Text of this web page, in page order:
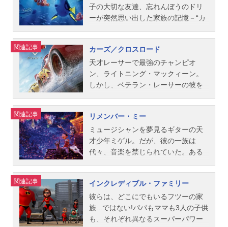
ダン・フォーゲルマン脚本：ベ
ン・...
サラフィアン製作総指揮：ジョン・
ラセター、アンドリュー・スタント
アリー・アリス・ドラムストーリ
ー：ブレンダ・チャップマン脚本：
マーク・アンドリュース、スティー
ヴ・パーセル、ブレンダ・チャップ
マ...
ン）：石塚英彦グレーブズ先生：柳
原可奈子ランドール・ボッグス：青
るスクイシー：嶋田翔平ドン：宝亀
克寿テリ：佐藤せつじテリー：花輪
英司アート：姫野惠二スタッフ監
督：ダン・スキャンロン製作：コー
リー・レイ製作総指揮：ジョン・ラ
リュー・スタントン リー・アンク
リッチ製作補：ニコル・パラディ
ス・グリンドルストーリー：ダン・
スキャンロン ダニエル・ガーソ
ン ロバ...
ーを悲しませることしかできない“カ
ナシミ”の役割だけは、大きな謎に包
友たちもいない見知らぬ土地で暮ら
し始める不安定なライリーの心は、
感情たちにも大事件を巻き起こし、
頭の中の“司令部”からヨロコビとカナ
シミが放り出されてしまう。感情た
リーを救うことができるのか？ カ
ナシミに隠された、驚くべき＜秘密
＞とは一体…？ とても大切な自分
の一部なのに、あまりにも未知な
る“感情”が、身体をもったキャラクタ
ために、予想もつかない冒険を繰り
広げる。作品名インサイド・ヘッド
放送形態劇場版アニメシリーズディ
ズニー映画スケジュ...
小さいけれど勇敢な人間の少年スポ
ット。すべてが正反対で、言葉も通
は、どちらも“ひとりぼっち”。初めて
の友情が、永遠に続くことを願う二
人だったが…。作品名アーロと少年
放送形態劇場版アニメスケジュール2
016年3月12日（土）キャストアー
ライトパパ：山野井仁ママ：安田成
美リビー：菊池心寧バック：堀川恭
司ブッチ：松重豊ナッシュ：八嶋智
人ラムジー：片桐はいりイナズマド
カン：落合弘治ペット・コレクタ
ター・ソーン製作：デニース・リー
ム製作総指揮：ジョン・ラセター
リー・アンクリッチ アンドリュ
ー・スタントン脚本：メグ・レフォ
ーヴ音楽：マイケル・ダナ ジェ
子の大切な友達、忘れんぼうのドリ
ーが突然思い出した家族の記憶－“カ
「今度は僕がドリーを助けるよ」、
ニモやマーリンたちに支えられて、
ドリーがたどり着いたのは海の生き
物たちにとって禁断の《人間の世
界》だった…。そこで、ドリーは7本
ンベエザメのデスティニー、自分に
自信がないシロイルカのベイリーな
ど、個性豊かな新しい仲間たちと出
会う。ドリーのパパやママは一体ど
こに？ディズニー／ピクサーが贈
無尽にノンストップで展開する感動
の冒険ファンタジー！作品名ファイ
ンディング・ドリー放送形態劇場版
アニメスケジュール2016年7月16日
（土）キャストドリー：室井滋マー
関連記事
カーズ／クロスロード
天才レーサーで最強のチャンピオ
ン、ライトニング・マックィーン。
しかし、ベテラン・レーサーの彼を
った次世代レーサー、ジャクソン・
ストーム。そして、ストームとのバ
トルで焦ったマックィーンは、レー
スで大事故を起こしてしまう･･･。マ
ックィーンは再びレースに出るため
スと、最新のトレーニング・マシン
で鍛え始める。果たしてマックィー
ンは、再びレースに戻れるのか―？
作品名カーズ／クロスロード放送形
態劇場版アニメシリーズカーズスケ
関連記事
リメンバー・ミー
ミュージシャンを夢見るギターの天
才少年ミゲル。だが、彼の一族は
代々、音楽を禁じられていた。ある
の国”に迷い込んでしまった。日の出
までに元の世界に戻らないと、ミゲ
ルの体は消えてしまう！そんな彼に
手を差し伸べたのは、陽気だけど孤
独なガイコツ、ヘクター。やがて二
関連記事
インクレディブル・ファミリー
彼らは、どこにでもいるフツーの家
族...ではない!パパもママも3人の子供
も、それぞれ異なるスーパーパワー